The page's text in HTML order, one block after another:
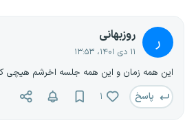
ر روزبهانی
۱۱ دی ۱۴۰۱، ۱۳:۵۳
این همه زمان و این همه جلسه اخرشم هیچی
پاسخ
۱